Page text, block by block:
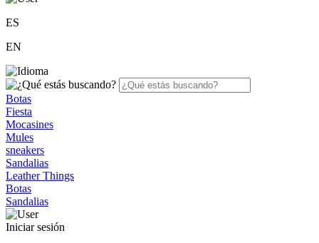
ES
EN
Botas
Fiesta
Mocasines
Mules
sneakers
Sandalias
Leather Things
Botas
Sandalias
Iniciar sesión